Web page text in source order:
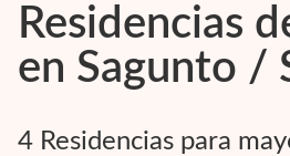
Residencias
en Sagunto /
4 Residencias para